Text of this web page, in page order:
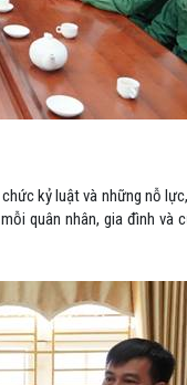
kỷ luật và những nỗ
quân nhân, gia đình và